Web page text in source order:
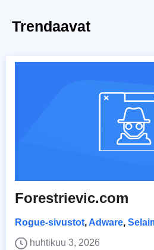
Trendaavat
Forestrievic.com
Rogue-sivustot, Adware,
huhtikuu 3, 2026